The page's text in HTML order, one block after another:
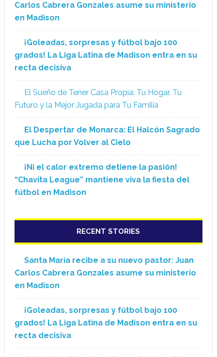
Carlos Cabrera Gonzales asume su ministerio
en Madison
¡Goleadas, sorpresas y fútbol bajo 100
grados! La Liga Latina de Madison entra en su
recta decisiva
El Sueño de Tener Casa Propia: Tu Hogar, Tu
Futuro y la Mejor Jugada para Tu Familia
El Despertar de Monarca: El Halcón Sagrado
que Lucha por Volver al Cielo
¡Ni el calor extremo detiene la pasión!
“Chavita League” mantiene viva la fiesta del
fútbol en Madison
RECENT STORIES
Santa María recibe a su nuevo pastor: Juan
Carlos Cabrera Gonzales asume su ministerio
en Madison
¡Goleadas, sorpresas y fútbol bajo 100
grados! La Liga Latina de Madison entra en su
recta decisiva